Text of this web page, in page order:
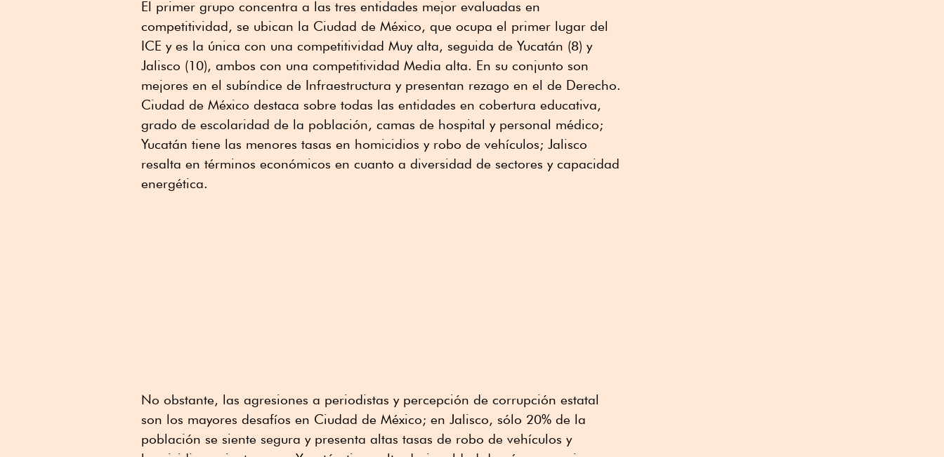
El primer grupo concentra a las tres entidades mejor evaluadas en
competitividad, se ubican la Ciudad de México, que ocupa el primer lugar del
ICE y es la única con una competitividad Muy alta, seguida de Yucatán (8) y
Jalisco (10), ambos con una competitividad Media alta. En su conjunto son
mejores en el subíndice de Infraestructura y presentan rezago en el de Derecho.
Ciudad de México destaca sobre todas las entidades en cobertura educativa,
grado de escolaridad de la población, camas de hospital y personal médico;
Yucatán tiene las menores tasas en homicidios y robo de vehículos; Jalisco
resalta en términos económicos en cuanto a diversidad de sectores y capacidad
energética.
No obstante, las agresiones a periodistas y percepción de corrupción estatal
son los mayores desafíos en Ciudad de México; en Jalisco, sólo 20% de la
población se siente segura y presenta altas tasas de robo de vehículos y